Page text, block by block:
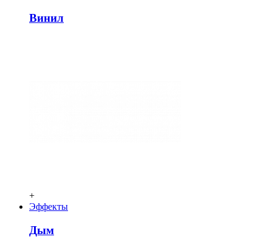
Винил
+
Эффекты
Дым